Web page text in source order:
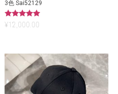
3色 Sai52129
5段階中
5.00
¥12,000.00